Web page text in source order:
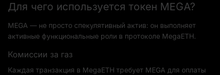
Для чего используется токен MEGA?
MEGA — не просто спекулятивный актив: он выполняет
активные функциональные роли в протоколе MegaETH.
Комиссии за газ
Каждая транзакция в MegaETH требует MEGA для оплаты